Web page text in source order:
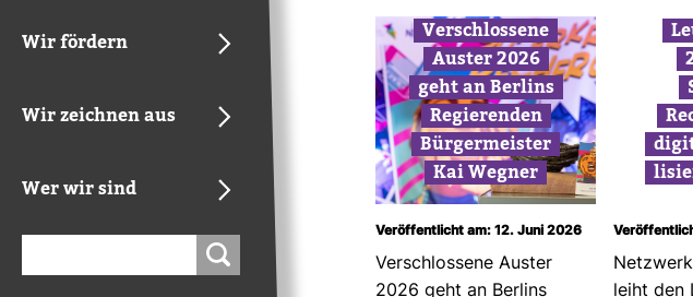
Wir fördern
Wir zeichnen aus
Wer wir sind
Ver­schlos­sene
Auster 2026
geht an Ber­lins
Regie­renden
Bür­ger­meister
Kai Wegner
Veröffentlicht am: 12. Juni 2026
Ver­schlos­sene Auster
2026 geht an Ber­lins
leiht den